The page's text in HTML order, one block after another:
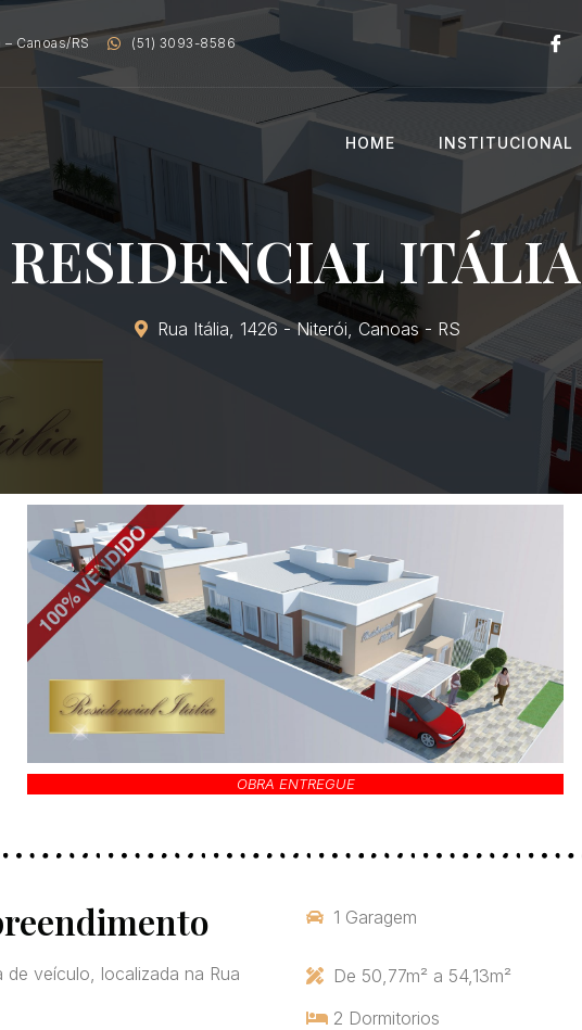
Canoas/RS (51) 3093-8586
HOME INSTITUCIONAL
RESIDENCIAL ITÁLIA
Rua Itália, 1426 - Niterói, Canoas - RS
OBRA ENTREGUE
veículo, localizada na Rua
1 Garagem
De 50,77m² a 54,13m²
2 Dormitorios